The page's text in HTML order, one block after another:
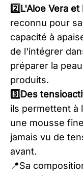
2️⃣L'Aloe Vera
reconnu pour
capacité à
de l'intégrer
préparer la
produits.
3️⃣Des
ils permettent à
une mousse
jamais vu de
avant.
​📍Sa